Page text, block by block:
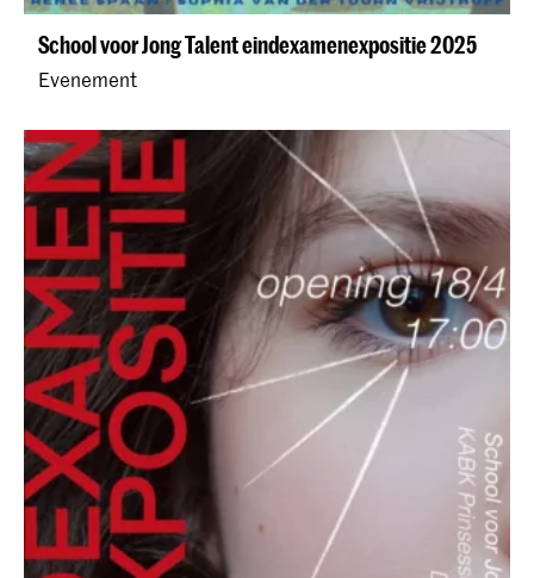
School voor Jong Talent eindexamenexpositie 2025
Evenement